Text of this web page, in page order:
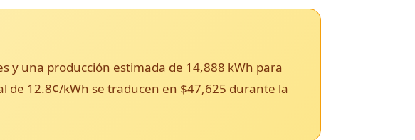
y una producción estimada de 14,888 kWh para
de 12.8¢/kWh se traducen en $47,625 durante la